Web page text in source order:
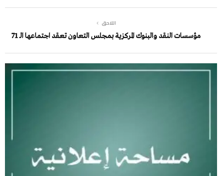
اللاحق
مؤسسات النقد والبنوك المركزية بمجلس التعاون تعقد اجتماعها الـ 71